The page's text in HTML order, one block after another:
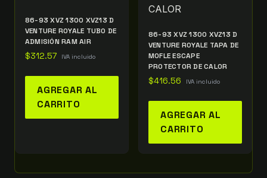
86-93 XVZ 1300 XVZ13 D
VENTURE ROYALE TUBO DE
ADMISIÓN RAM AIR
$312.57 IVA incluido
AGREGAR AL
CARRITO
86-93 XVZ 1300 XVZ13 D
VENTURE ROYALE TAPA DE
MOFLE ESCAPE
PROTECTOR DE CALOR
$416.56 IVA incluido
AGREGAR AL
CARRITO